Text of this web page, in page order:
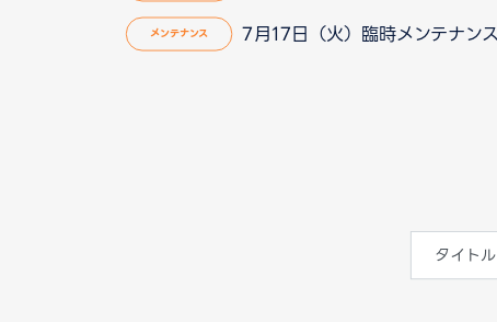
メンテナンス 7月17日（火）臨時メンテナン